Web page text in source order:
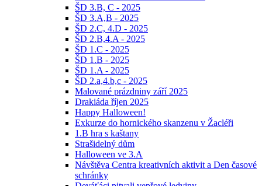
ŠD 3.B, C - 2025
ŠD 3.A,B - 2025
ŠD 2.C, 4.D - 2025
ŠD 2.B,4.A - 2025
ŠD 1.C - 2025
ŠD 1.B - 2025
ŠD 1.A - 2025
ŠD 2.a,4.b,c - 2025
Malované prázdniny září 2025
Drakiáda říjen 2025
Happy Halloween!
Exkurze do hornického skanzenu v Žacléři
1.B hra s kaštany
Strašidelný dům
Halloween ve 3.A
Návštěva Centra kreativních aktivit a Den časové
schránky